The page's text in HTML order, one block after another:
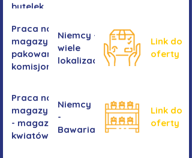
butelek
Praca na
magazynie /
pakowanie /
komisjonowanie
Niemcy -
wiele
lokalizacji
Link do
oferty
Praca na
magazynie
- magazyn
kwiatów
Niemcy
-
Bawaria
Link do
oferty